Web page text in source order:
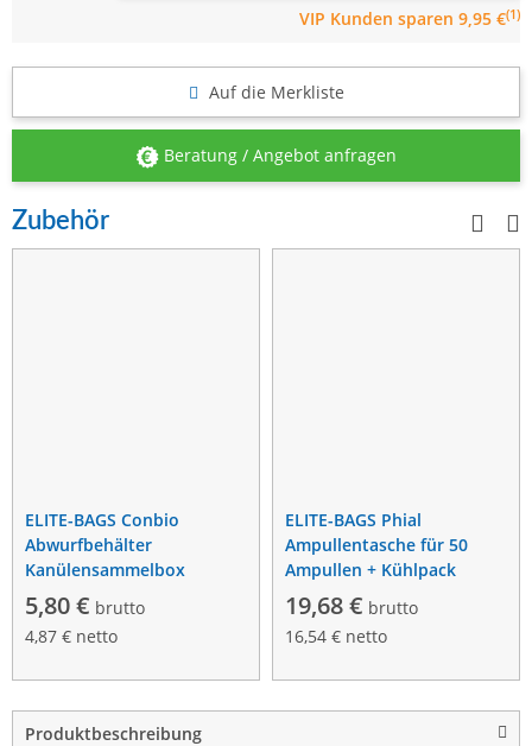
VIP Kunden sparen 9,95 €(1)
Auf die Merkliste
Beratung / Angebot anfragen
Zubehör
ELITE-BAGS Conbio
Abwurfbehälter
Kanülensammelbox
5,80 € brutto
4,87 € netto
ELITE-BAGS Phial
Ampullentasche für 50
Ampullen + Kühlpack
19,68 € brutto
16,54 € netto
Produktbeschreibung